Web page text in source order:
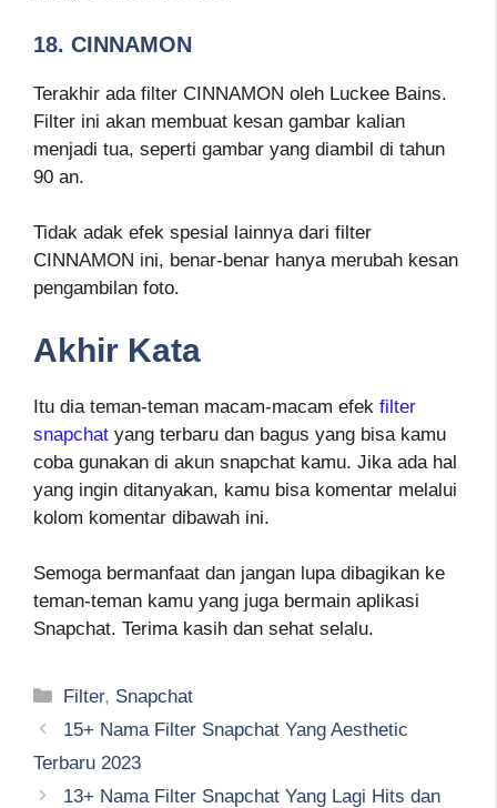
18. CINNAMON
Terakhir ada filter CINNAMON oleh Luckee Bains.
Filter ini akan membuat kesan gambar kalian
menjadi tua, seperti gambar yang diambil di tahun
90 an.
Tidak adak efek spesial lainnya dari filter
CINNAMON ini, benar-benar hanya merubah kesan
pengambilan foto.
Akhir Kata
Itu dia teman-teman macam-macam efek filter
snapchat yang terbaru dan bagus yang bisa kamu
coba gunakan di akun snapchat kamu. Jika ada hal
yang ingin ditanyakan, kamu bisa komentar melalui
kolom komentar dibawah ini.
Semoga bermanfaat dan jangan lupa dibagikan ke
teman-teman kamu yang juga bermain aplikasi
Snapchat. Terima kasih dan sehat selalu.
Kategori
Filter, Snapchat
15+ Nama Filter Snapchat Yang Aesthetic
Terbaru 2023
13+ Nama Filter Snapchat Yang Lagi Hits dan